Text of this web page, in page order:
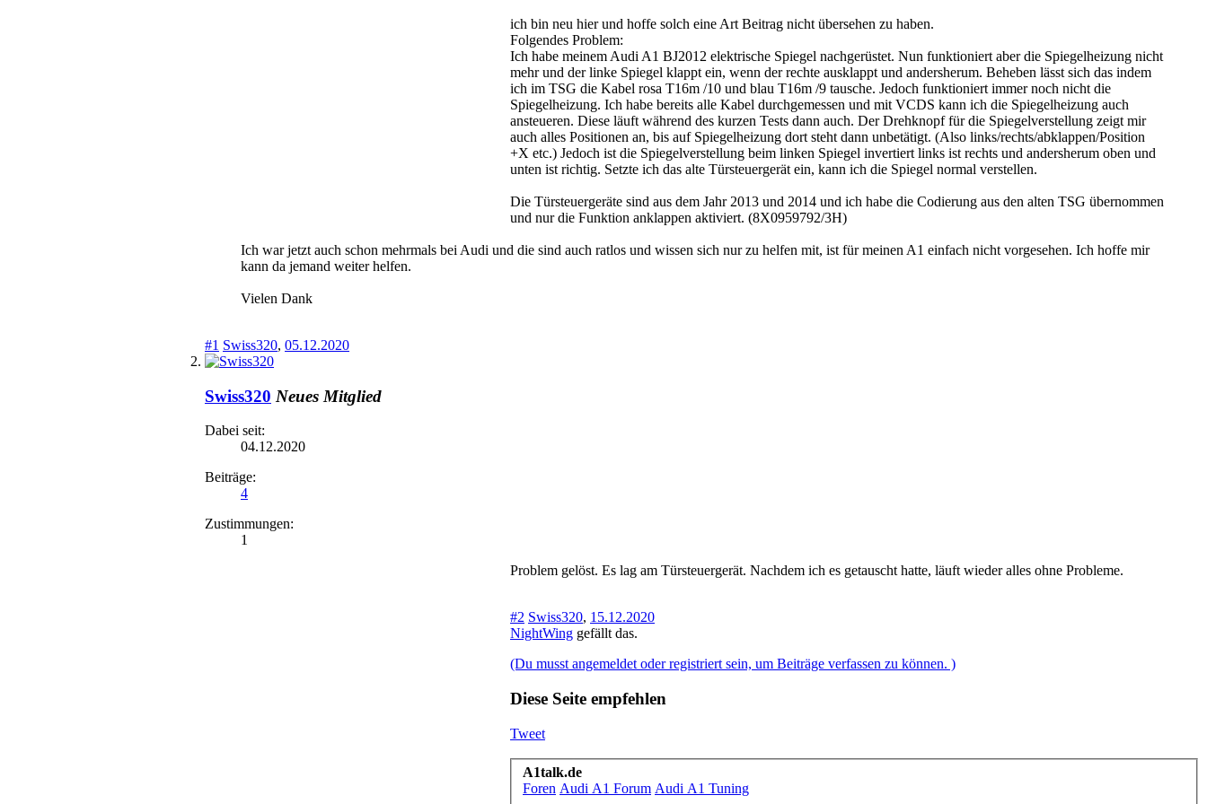
ich bin neu hier und hoffe solch eine Art Beitrag nicht übersehen zu haben.
Folgendes Problem:
Ich habe meinem Audi A1 BJ2012 elektrische Spiegel nachgerüstet. Nun funktioniert aber die Spiegelheizung nicht
mehr und der linke Spiegel klappt ein, wenn der rechte ausklappt und andersherum. Beheben lässt sich das indem
ich im TSG die Kabel rosa T16m /10 und blau T16m /9 tausche. Jedoch funktioniert immer noch nicht die
Spiegelheizung. Ich habe bereits alle Kabel durchgemessen und mit VCDS kann ich die Spiegelheizung auch
ansteueren. Diese läuft während des kurzen Tests dann auch. Der Drehknopf für die Spiegelverstellung zeigt mir
auch alles Positionen an, bis auf Spiegelheizung dort steht dann unbetätigt. (Also links/rechts/abklappen/Position
+X etc.) Jedoch ist die Spiegelverstellung beim linken Spiegel invertiert links ist rechts und andersherum oben und
unten ist richtig. Setzte ich das alte Türsteuergerät ein, kann ich die Spiegel normal verstellen.
Die Türsteuergeräte sind aus dem Jahr 2013 und 2014 und ich habe die Codierung aus den alten TSG übernommen
und nur die Funktion anklappen aktiviert. (8X0959792/3H)
Ich war jetzt auch schon mehrmals bei Audi und die sind auch ratlos und wissen sich nur zu helfen mit, ist für meinen A1 einfach nicht vorgesehen. Ich hoffe mir
kann da jemand weiter helfen.
Vielen Dank
#1 Swiss320, 05.12.2020
Swiss320 Neues Mitglied
Dabei seit:
04.12.2020
Beiträge:
4
Zustimmungen:
1
Problem gelöst. Es lag am Türsteuergerät. Nachdem ich es getauscht hatte, läuft wieder alles ohne Probleme.
#2 Swiss320, 15.12.2020
NightWing gefällt das.
(Du musst angemeldet oder registriert sein, um Beiträge verfassen zu können. )
Diese Seite empfehlen
Tweet
A1talk.de
Foren Audi A1 Forum Audi A1 Tuning